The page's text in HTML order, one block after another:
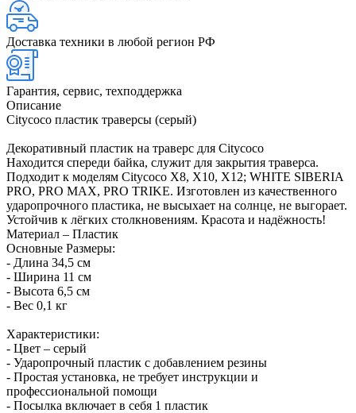
Доставка техники в любой регион РФ
Гарантия, сервис, техподдержка
Описание
Citycoco пластик траверсы (серый)
Декоративный пластик на траверс для Citycoco
Находится спереди байка, служит для закрытия траверса.
Подходит к моделям Citycoco X8, X10, X12; WHITE SIBERIA
PRO, PRO MAX, PRO TRIKE. Изготовлен из качественного
ударопрочного пластика, не высыхает на солнце, не выгорает.
Устойчив к лёгких столкновениям. Красота и надёжность!
Материал – Пластик
Основные Размеры:
- Длина 34,5 см
- Ширина 11 см
- Высота 6,5 см
- Вес 0,1 кг
Характеристики:
- Цвет – серый
- Ударопрочный пластик с добавлением резины
- Простая установка, не требует инструкции и
профессиональной помощи
- Посылка включает в себя 1 пластик